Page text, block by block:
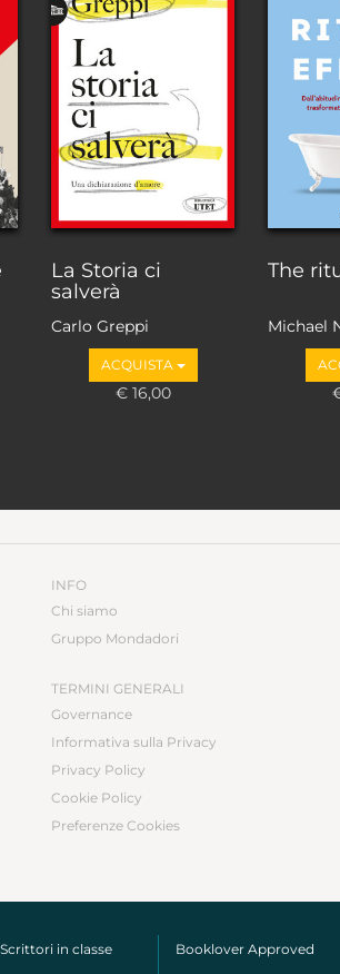
La Storia ci
salverà
Carlo Greppi
ACQUISTA
€ 16,00
The
Michael
INFO
Chi siamo
Gruppo Mondadori
TERMINI GENERALI
Governance
Informativa sulla Privacy
Privacy Policy
Cookie Policy
Preferenze Cookies
Scrittori in classe Booklover Approved